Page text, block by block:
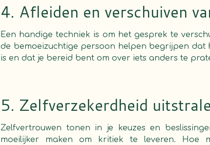
4. Afleiden en verschuiven
Een handige techniek is om het gesprek te
de bemoeizuchtige persoon helpen begrijpen
is en dat je bereid bent om over iets anders te
5. Zelfverzekerdheid
Zelfvertrouwen tonen in je keuzes en
moeilijker maken om kritiek te leveren. Hoe